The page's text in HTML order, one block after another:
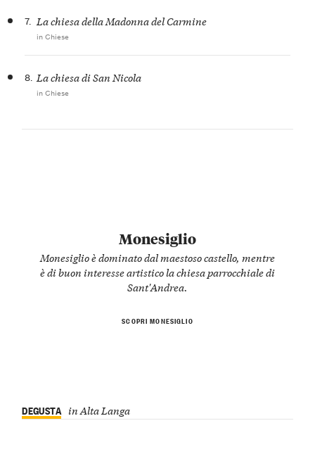
Monesiglio
Monesiglio è dominato dal maestoso castello, mentre
è di buon interesse artistico la chiesa parrocchiale di
Sant'Andrea.
SCOPRI MONESIGLIO
7. La chiesa della Madonna del Carmine
in Chiese
8. La chiesa di San Nicola
in Chiese
DEGUSTA in Alta Langa